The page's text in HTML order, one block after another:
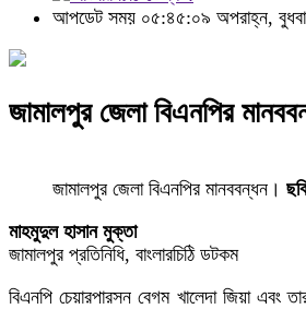
আপডেট সময় ০৫:৪৫:০৯ অপরাহ্ন,
জামালপুর জেলা বিএনপির
জামালপুর জেলা বিএনপির মানববন্ধন।
মাহমুদুল হাসান মুক্তা
জামালপুর প্রতিনিধি, বাংলারচিঠি ডটকম
বিএনপি চেয়ারপারসন বেগম খালেদা জিয়া এবং